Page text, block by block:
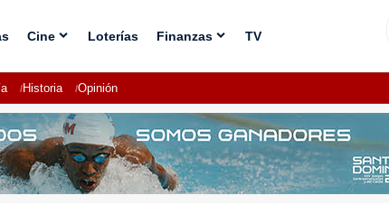
Cine Loterías Finanzas TV
Historia Opinión